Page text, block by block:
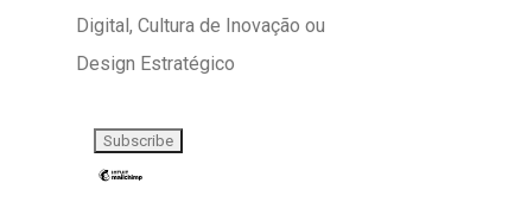
Digital, Cultura de Inovação ou
Design Estratégico